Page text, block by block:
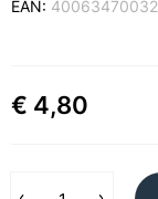
EAN:
€ 4,80